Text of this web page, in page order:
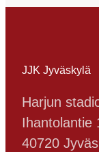
JJK Jyväskylä
Harjun
Ihantolantie
40720